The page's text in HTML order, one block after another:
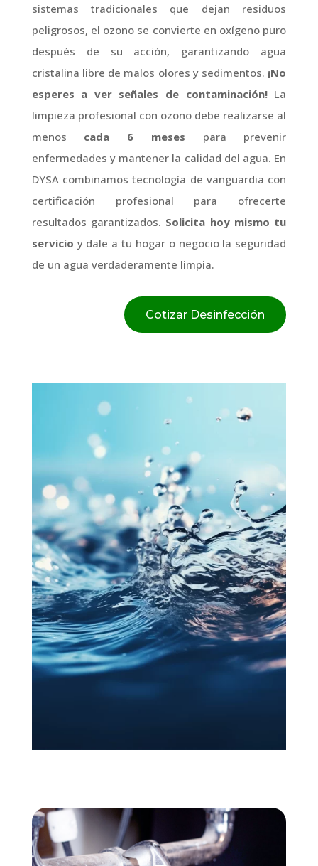
sistemas tradicionales que dejan residuos
peligrosos, el ozono se convierte en oxígeno puro
después de su acción, garantizando agua
cristalina libre de malos olores y sedimentos. ¡No
esperes a ver señales de contaminación!La
limpieza profesional con ozono debe realizarse al
menos cada 6 meses para prevenir
enfermedades y mantener la calidad del agua. En
DYSA combinamos tecnología de vanguardia con
certificación profesional para ofrecerte
resultados garantizados. Solicita hoy mismo tu
servicio y dale a tu hogar o negocio la seguridad
de un agua verdaderamente limpia.
Cotizar Desinfección